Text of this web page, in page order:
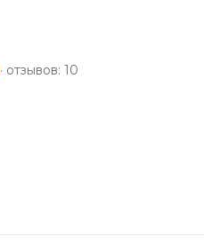
· отзывов:10